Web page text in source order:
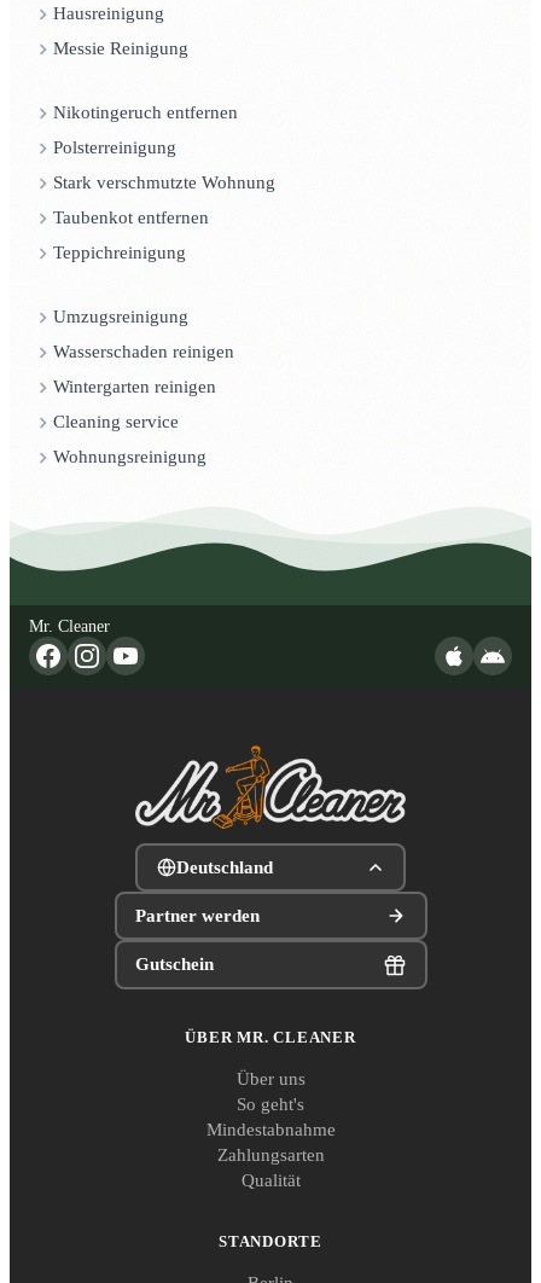
Hausreinigung
Messie Reinigung
Nikotingeruch entfernen
Polsterreinigung
Stark verschmutzte Wohnung
Taubenkot entfernen
Teppichreinigung
Umzugsreinigung
Wasserschaden reinigen
Wintergarten reinigen
Cleaning service
Wohnungsreinigung
Mr. Cleaner
Deutschland
Partner werden
Gutschein
ÜBER MR. CLEANER
Über uns
So geht's
Mindestabnahme
Zahlungsarten
Qualität
STANDORTE